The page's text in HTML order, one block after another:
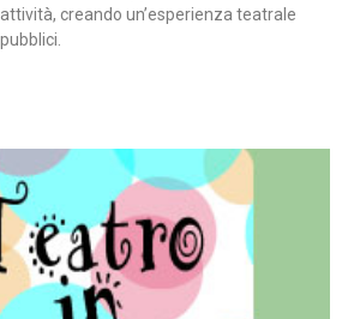
creando un’esperienza teatrale
famiglia.
Continua